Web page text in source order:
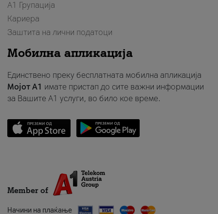
А1 Групација
Кариера
Заштита на лични податоци
Мобилна апликација
Единствено преку бесплатната мобилна апликација
Мојот A1 имате пристап до сите важни информации
за Вашите A1 услуги, во било кое време.
Member of
Начини на плаќање